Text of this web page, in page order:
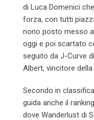
di Luca Domenici
forza, con tutti
nono posto messo
oggi e poi scartato
seguito da J-Curve
Albert, vincitore
Secondo in
guida anche il
dove Wanderlust di